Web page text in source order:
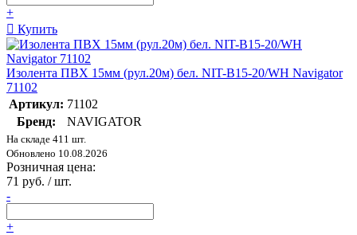
+
Купить
Изолента ПВХ 15мм (рул.20м) бел. NIT-B15-20/WH Navigator
71102
Артикул: 71102
Бренд:
NAVIGATOR
На складе 411 шт.
Обновлено 10.08.2026
Розничная цена:
71 руб. / шт.
-
+